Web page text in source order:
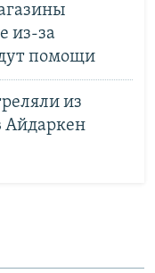
из-за
помощи
из
Айдаркен